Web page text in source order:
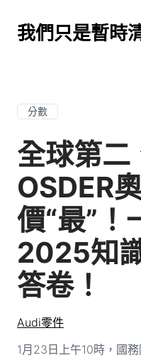
我們只是暫時
分數
全球第二
OSDER
價“最”！
2025知
答卷！
Audi零件
1月23日上午10時，國